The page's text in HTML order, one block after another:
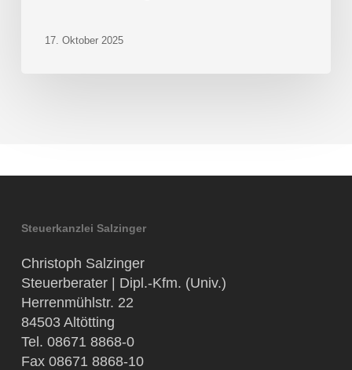
17. Oktober 2025
Steuerkanzlei Salzinger
Christoph Salzinger
Steuerberater | Dipl.-Kfm. (Univ.)
Herrenmühlstr. 22
84503 Altötting
Tel. 08671 8868-0
Fax 08671 8868-10